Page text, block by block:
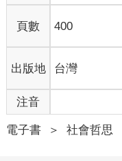
頁數 400
出版地 台灣
注音
電子書 ＞ 社會哲思